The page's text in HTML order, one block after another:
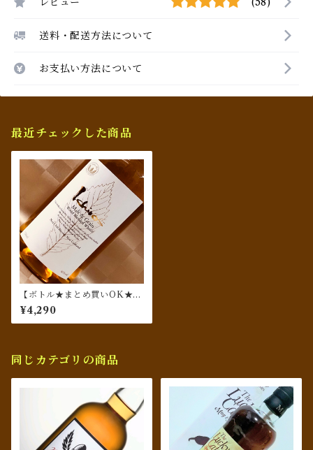
送料・配送方法について
お支払い方法について
最近チェックした商品
【ボトル★まとめ買いOK★数
量限定】 イチローズモルト＆
グレーン ワールドブレンデ
ッド・ウィスキー ホワイト
¥4,290
同じカテゴリの商品